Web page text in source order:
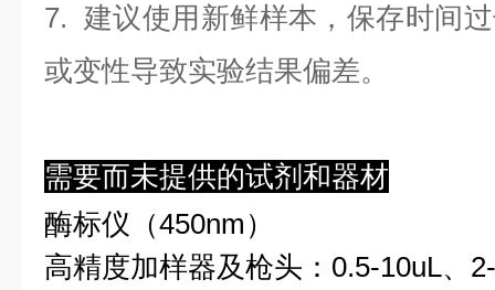
7. 建议使用新鲜样本，保存时间
或变性导致实验结果偏差。
需要而未提供的试剂和器材
酶标仪（450nm）
高精度加样器及枪头：0.5-10uL、